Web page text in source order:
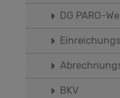
DG PARO-
BKV